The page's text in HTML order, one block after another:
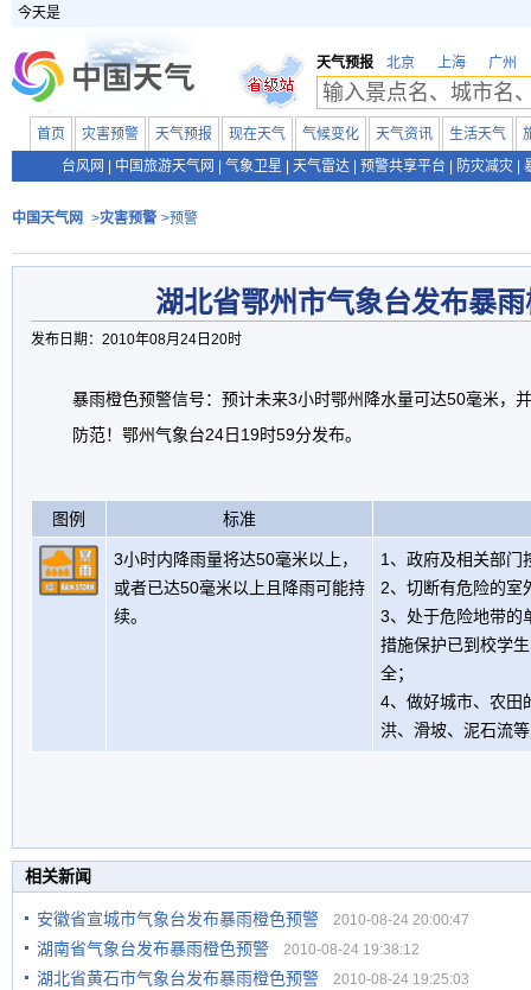
今天是
天气预报 北京 上海 广州
首页 灾害预警 天气预报 现在天气 气候变化 天气资讯 生活天气
台风网
中国旅游天气网 气象卫星 天气雷达 预警共享平台 防灾减灾
中国天气网 >灾害预警 >预警
湖北省鄂州市气象台发布暴
发布日期：2010年08月24日20时
暴雨橙色预警信号：预计未来3小时鄂州降水量可达50毫米，
防范！鄂州气象台24日19时59分发布。
图例 标准
3小时内降雨量将达50毫米以上，
或者已达50毫米以上且降雨可能持
续。
1、政府及相关部门
2、切断有危险的室
3、处于危险地带的
措施保护已到校学
全；
4、做好城市、农田
洪、滑坡、泥石流
相关新闻
安徽省宣城市气象台发布暴雨橙色预警 2010-08-24 20:00:47
湖南省气象台发布暴雨橙色预警 2010-08-24 19:38:12
湖北省黄石市气象台发布暴雨橙色预警 2010-08-24 19:25:03